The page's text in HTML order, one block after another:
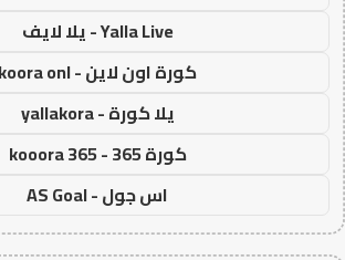
Yalla Live - يلا لايف
كورة اون لاين - koora onl
يلا كورة - yallakora
كورة 365 - kooora 365
اس جول - AS Goal